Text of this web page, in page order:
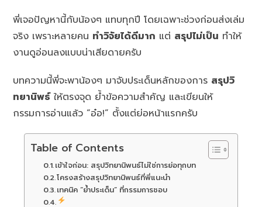
พี่เจอปัญหานี้กับน้องๆ แทบทุกปี โดยเฉพาะช่วงก่อนส่งเล่ม
จริง เพราะหลายคน ทำวิจัยได้ดีมาก แต่ สรุปไม่เป็น ทำให้
งานดูอ่อนลงแบบน่าเสียดายครับ
บทความนี้พี่จะพาน้องๆ มาจับประเด็นหลักของการ สรุปวิ
ทยานิพธ์ให้ตรงจุด ย้ำข้อความสำคัญ และเขียนให้
กรรมการอ่านแล้ว “อ๋อ!” ตั้งแต่ย่อหน้าแรกครับ
Table of Contents
เข้าใจก่อน: สรุปวิทยานิพนธ์ไม่ใช่การย่อทุกบท
โครงสร้างสรุปวิทยานิพนธ์ที่พี่แนะนำ
เทคนิค “ย้ำประเด็น” ที่กรรมการชอบ